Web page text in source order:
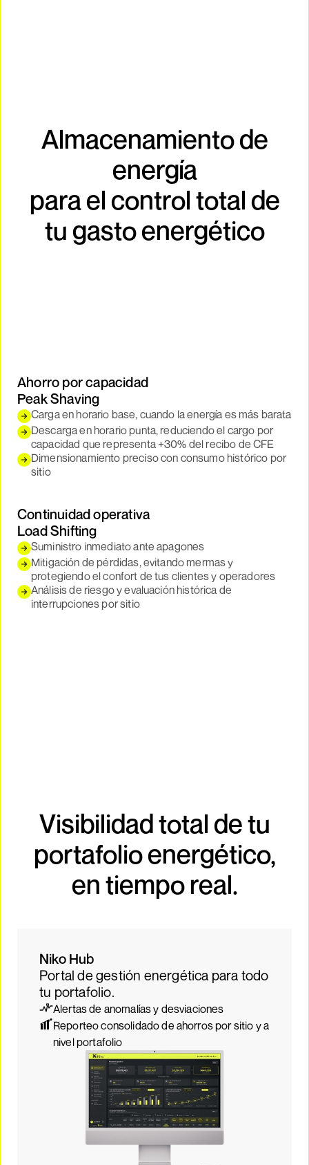
Almacenamiento de
energía
para el control total de
tu gasto energético
Ahorro por capacidad
Peak Shaving
Carga en horario base, cuando la energía es más barata
Descarga en horario punta, reduciendo el cargo por
capacidad que representa +30% del recibo de CFE
Dimensionamiento preciso con consumo histórico por
sitio
Continuidad operativa
Load Shifting
Suministro inmediato ante apagones
Mitigación de pérdidas, evitando mermas y
protegiendo el confort de tus clientes y operadores
Análisis de riesgo y evaluación histórica de
interrupciones por sitio
Visibilidad total de tu
portafolio energético,
en tiempo real.
Niko Hub
Portal de gestión energética para todo
tu portafolio.
Alertas de anomalías y desviaciones
Reporteo consolidado de ahorros por sitio y a
nivel portafolio